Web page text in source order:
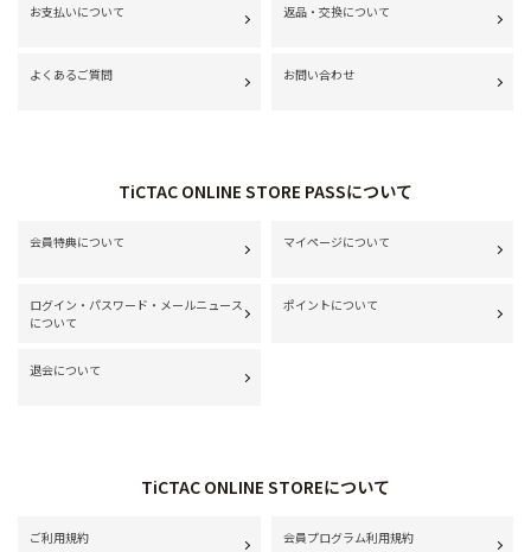
お支払いについて 返品・交換について
よくあるご質問 お問い合わせ
TiCTAC ONLINE STORE PASSについて
会員特典について マイページについて
ログイン・パスワード・メールニュース
について
ポイントについて
退会について
TiCTAC ONLINE STOREについて
ご利用規約 会員プログラム利用規約